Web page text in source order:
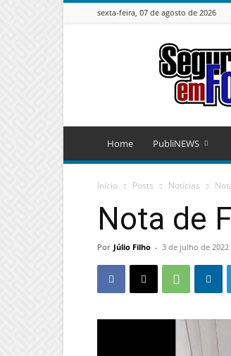
sexta-feira, 07 de agosto de 2026
em
Home PubliNEWS
Início Posts Notícias
Nota de
Por Júlio Filho - 3 de julho de 2022